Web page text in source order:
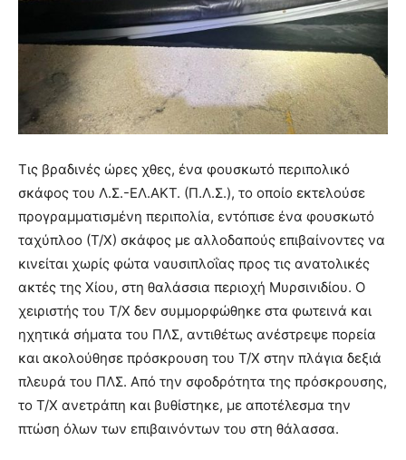
Τις βραδινές ώρες χθες, ένα φουσκωτό περιπολικό
σκάφος του Λ.Σ.-ΕΛ.ΑΚΤ. (Π.Λ.Σ.), το οποίο εκτελούσε
προγραμματισμένη περιπολία, εντόπισε ένα φουσκωτό
ταχύπλοο (Τ/Χ) σκάφος με αλλοδαπούς επιβαίνοντες να
κινείται χωρίς φώτα ναυσιπλοΐας προς τις ανατολικές
ακτές της Χίου, στη θαλάσσια περιοχή Μυρσινιδίου. Ο
χειριστής του Τ/Χ δεν συμμορφώθηκε στα φωτεινά και
ηχητικά σήματα του ΠΛΣ, αντιθέτως ανέστρεψε πορεία
και ακολούθησε πρόσκρουση του Τ/Χ στην πλάγια δεξιά
πλευρά του ΠΛΣ. Από την σφοδρότητα της πρόσκρουσης,
το Τ/Χ ανετράπη και βυθίστηκε, με αποτέλεσμα την
πτώση όλων των επιβαινόντων του στη θάλασσα.